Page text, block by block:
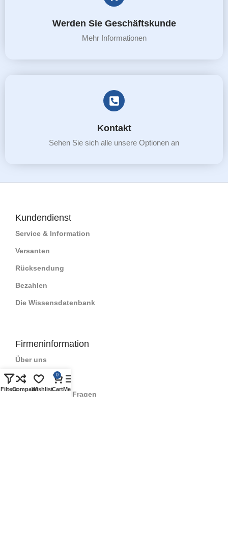
Werden Sie Geschäftskunde
Mehr Informationen
Kontakt
Sehen Sie sich alle unsere Optionen an
Kundendienst
Service & Information
Versanten
Rücksendung
Bezahlen
Die Wissensdatenbank
Firmeninformation
Über uns
Kontakt
Häufig gestellte Fragen
FiltersCompareWishlist
0
CartMenu